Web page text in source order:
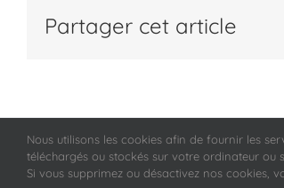
Partager cet article
Copyright 2019 FRGS Clunisois |Conditions
Site Internet créé par Topaz Communication
Nous utilisons les cookies afin de fournir les
téléchargés ou stockés sur votre ordinateur ou
Si vous supprimez ou désactivez nos cookies,